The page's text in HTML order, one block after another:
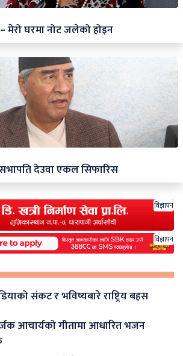
घरमा नोट जलेको होइन
देउवा एकल सिफारिस
विज्ञापन
विज्ञापन
संकट र भविष्यबारे राष्ट्रिय बहस
आचार्यको गीतामा आधारित भजन